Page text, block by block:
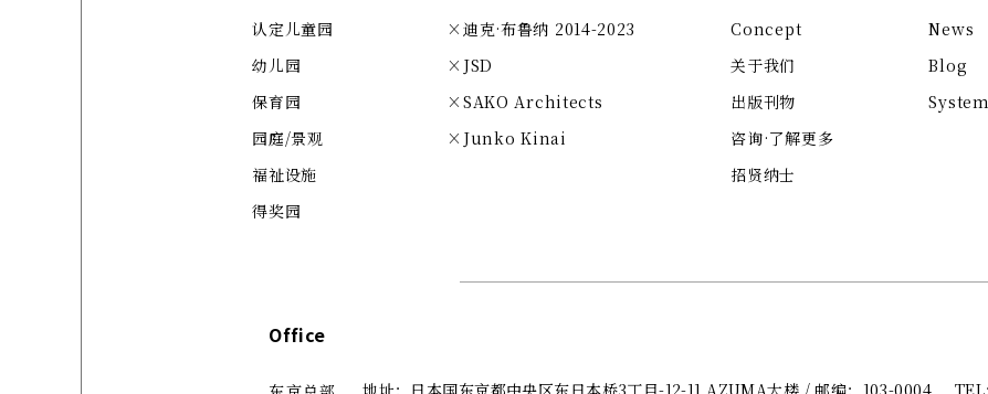
认定儿童园
幼儿园
保育园
园庭/景观
福祉设施
得奖园
×迪克·布鲁纳 2014-2023
×JSD
×SAKO Architects
×Junko Kinai
Concept
关于我们
出版刊物
咨询·了解更多
招贤纳士
News
Blog
System
Office